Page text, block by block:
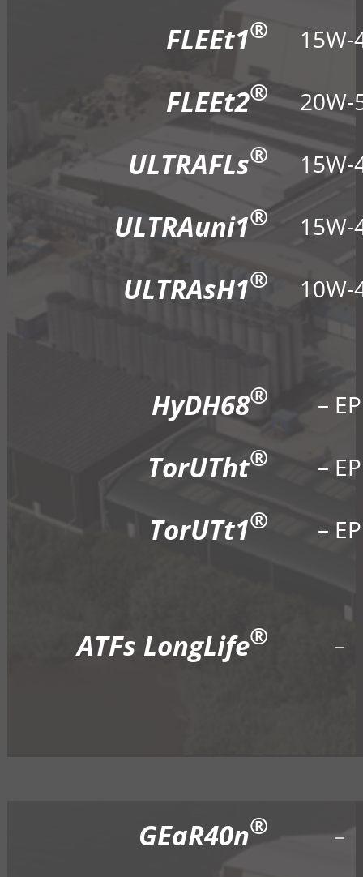
FLEEt1® 15W-
FLEEt2® 20W-
ULTRAFLs® 15W-
ULTRAuni1® 15W-
ULTRAsH1® 10W-
HyDH68® – EP
TorUTht® – EP
TorUTt1® – EP
ATFs LongLife® –
GEaR40n® –